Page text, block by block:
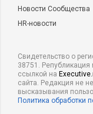
Новости Сообщества
HR-новости
Свидетельство о
38751. Републикация
ссылкой на
сайта. Редакция не
высказывания
Политика обработки